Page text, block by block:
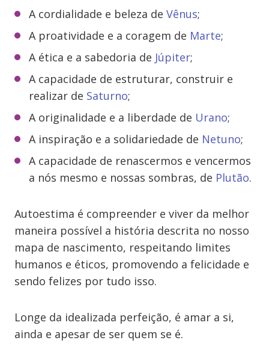
A cordialidade e beleza de Vênus;
A proatividade e a coragem de Marte;
A ética e a sabedoria de Júpiter;
A capacidade de estruturar, construir e
realizar de Saturno;
A originalidade e a liberdade de Urano;
A inspiração e a solidariedade de Netuno;
A capacidade de renascermos e vencermos
a nós mesmo e nossas sombras, de Plutão.
Autoestima é compreender e viver da melhor
maneira possível a história descrita no nosso
mapa de nascimento, respeitando limites
humanos e éticos, promovendo a felicidade e
sendo felizes por tudo isso.
Longe da idealizada perfeição, é amar a si,
ainda e apesar de ser quem se é.